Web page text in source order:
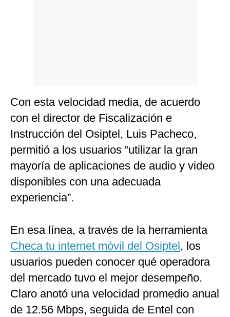
Con esta velocidad media, de acuerdo
con el director de Fiscalización e
Instrucción del Osiptel, Luis Pacheco,
permitió a los usuarios “utilizar la gran
mayoría de aplicaciones de audio y video
disponibles con una adecuada
experiencia”.
En esa línea, a través de la herramienta
Checa tu internet móvil del Osiptel, los
usuarios pueden conocer qué operadora
del mercado tuvo el mejor desempeño.
Claro anotó una velocidad promedio anual
de 12.56 Mbps, seguida de Entel con